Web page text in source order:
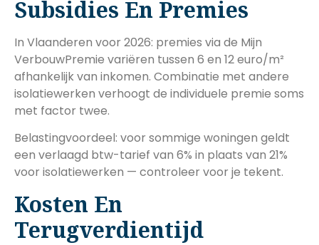
Subsidies En Premies
In Vlaanderen voor 2026: premies via de Mijn
VerbouwPremie variëren tussen 6 en 12 euro/m²
afhankelijk van inkomen. Combinatie met andere
isolatiewerken verhoogt de individuele premie soms
met factor twee.
Belastingvoordeel: voor sommige woningen geldt
een verlaagd btw-tarief van 6% in plaats van 21%
voor isolatiewerken — controleer voor je tekent.
Kosten En
Terugverdientijd